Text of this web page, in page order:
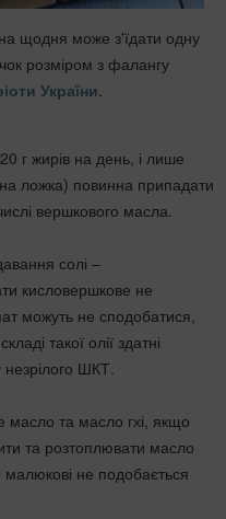
щодня може з'їдати одну
розміром з фалангу
України.
г жирів на день, і лише
ложка) повинна припадати
вершкового масла.
солі –
кисловершкове не
можуть не сподобатися,
такої олії здатні
ШКТ.
масло та масло гхі, якщо
та розтоплювати масло
не подобається